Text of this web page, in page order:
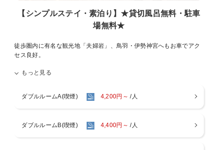
【シンプルステイ・素泊り】★貸切風呂無料・駐車
場無料★
徒歩圏内に有名な観光地「夫婦岩」、鳥羽・伊勢神宮へもお車でアク
セス良好。
波音をに耳を傾けながら過ごす時間は、日常を忘れる贅沢な瞬間、思
ご家族、カップル、ひとり旅の観光、さらにはお仕事での滞在も、是
非当館で！！！
※トラック2ｔ車以上でご利用の際はお問い合わせくださいませ。
もっと見る
ダブルルームA(喫煙) 4,200円～ /人
ダブルルームB(喫煙) 4,400円～ /人